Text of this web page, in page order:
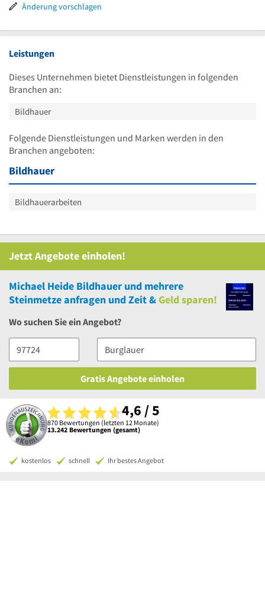
Uhr
Änderung vorschlagen
Leistungen
Dieses Unternehmen bietet Dienstleistungen in folgenden
Branchen an:
Bildhauer
Folgende Dienstleistungen und Marken werden in den
Branchen angeboten:
Bildhauer
Bildhauerarbeiten
Jetzt Angebote einholen!
Michael Heide Bildhauer und mehrere
Steinmetze anfragen und Zeit &Geld sparen!
Wo suchen Sie ein Angebot?
Gratis Angebote einholen
4,6 / 5
870 Bewertungen (letzten 12 Monate)
13.242 Bewertungen (gesamt)
kostenlos schnell Ihr bestes Angebot